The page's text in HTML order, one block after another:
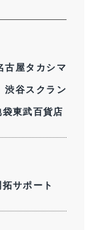
古屋タカシマ
渋谷スクラン
東武百貨店
サポート